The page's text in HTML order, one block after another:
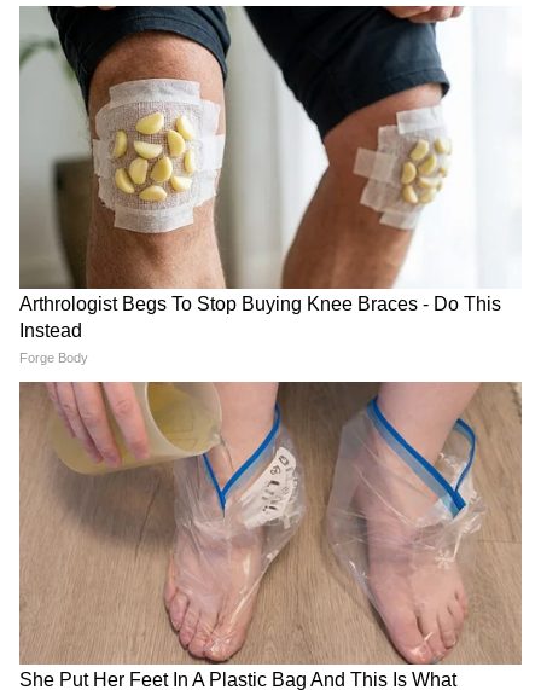
और ताकत हैं, लेकिन कुछ के लिए जमीयत ने कहा, आम
धारणा है कि अदालतें राज्य के दबाव में काम कर रही हैं।'
प्रस्ताव में कहा गया, श्यह स्थिति कतई स्वीकार्य नहीं है।
यदि न्यायपालिका स्वतंत्र नहीं है, तो देश भी स्वतंत्र नहीं
यह भी पढ़ें
जमीयत उलेगा-ए-हिंद के अधिवेशन में मौलाना
अरशद मदनी का विवादित बयान, विरोध में अन्य धर्म
गुरुओं ने मंच छोड़ दिया
मौलाना ने फिर उगला जहर: सोमनाथ मंदिर को तोड़ने
को जायज ठहराया, TV चैनल को दिए भड़काऊ बयान
के बाद FIR
Islamophobia पर बोले मदनी-यह देश जितना मोदी